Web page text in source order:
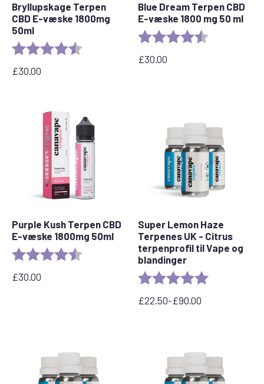
Bryllupskage Terpen
CBD E-væske 1800mg
50ml
Bedømmelse: 4,8 ud af 5 stjerner
£30.00
Blue Dream Terpen CBD
E-væske 1800 mg 50 ml
Bedømmelse:
£30.00
Purple Kush Terpen CBD
E-væske 1800mg 50ml
Bedømmelse: 4,6 ud af 5 stjerner
£30.00
Super Lemon Haze
Terpenes UK - Citrus
terpenprofil til Vape og
blandinger
Bedømmelse:
£22.50-£90.00
Prisinterval: